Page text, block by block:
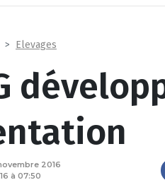
Elevages
2016
à 07:50